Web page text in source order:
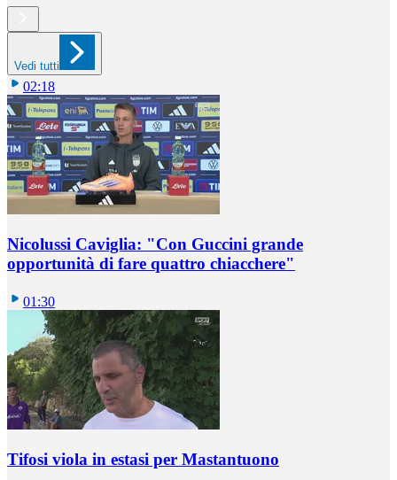
Vedi tutti
02:18
Nicolussi Caviglia: "Con Guccini grande
opportunità di fare quattro chiacchere"
01:30
Tifosi viola in estasi per Mastantuono